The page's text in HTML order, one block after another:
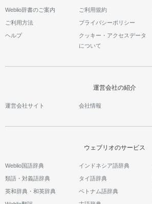
Weblio辞書のご案内 ご利用規約
ご利用方法 プライバシーポリシー
ヘルプ
クッキー・アクセスデータ
について
運営会社の紹介
運営会社サイト 会社情報
ウェブリオのサービス
Weblio国語辞典
類語・対義語辞典
英和辞典・和英辞典
インドネシア語辞典
タイ語辞典
ベトナム語辞典